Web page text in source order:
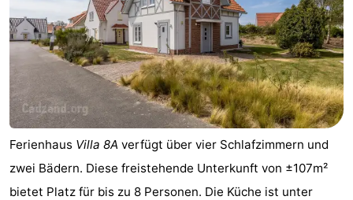
Ferienhaus Villa 8A verfügt über vier Schlafzimmern und
zwei Bädern. Diese freistehende Unterkunft von ±107m²
bietet Platz für bis zu 8 Personen. Die Küche ist unter